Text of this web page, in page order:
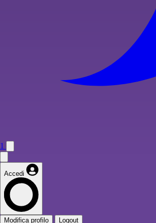
1
Accedi
Modifica profilo Logout